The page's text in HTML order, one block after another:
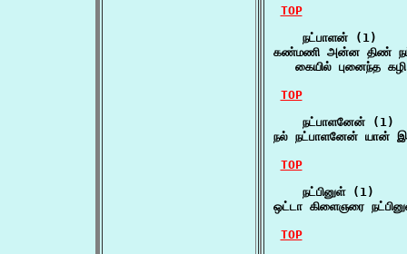
TOP
    நட்பாளன் (1)
கண்மணி அன்ன திண்
கையில் புனைந்த
TOP
    நட்பாளனேன் (1)
நல் நட்பாளனேன் யான்
TOP
    நட்பினுள் (1)
ஒட்டா கிளைஞரை
TOP